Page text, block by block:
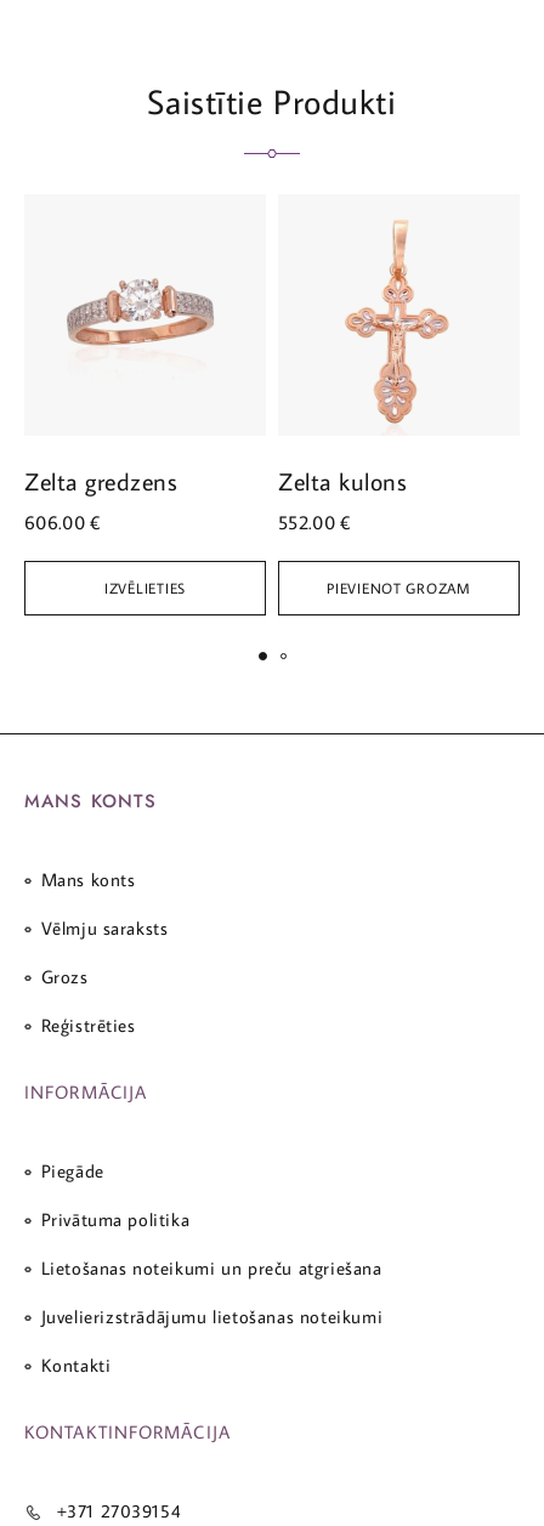
Saistītie Produkti
IZVĒLIETIES
Zelta gredzens
606.00€
PIEVIENOT GROZAM
Zelta kulons
552.00€
MANS KONTS
Mans konts
Vēlmju saraksts
Grozs
Reģistrēties
INFORMĀCIJA
Piegāde
Privātuma politika
Lietošanas noteikumi un preču atgriešana
Juvelierizstrādājumu lietošanas noteikumi
Kontakti
KONTAKTINFORMĀCIJA
+371 27039154